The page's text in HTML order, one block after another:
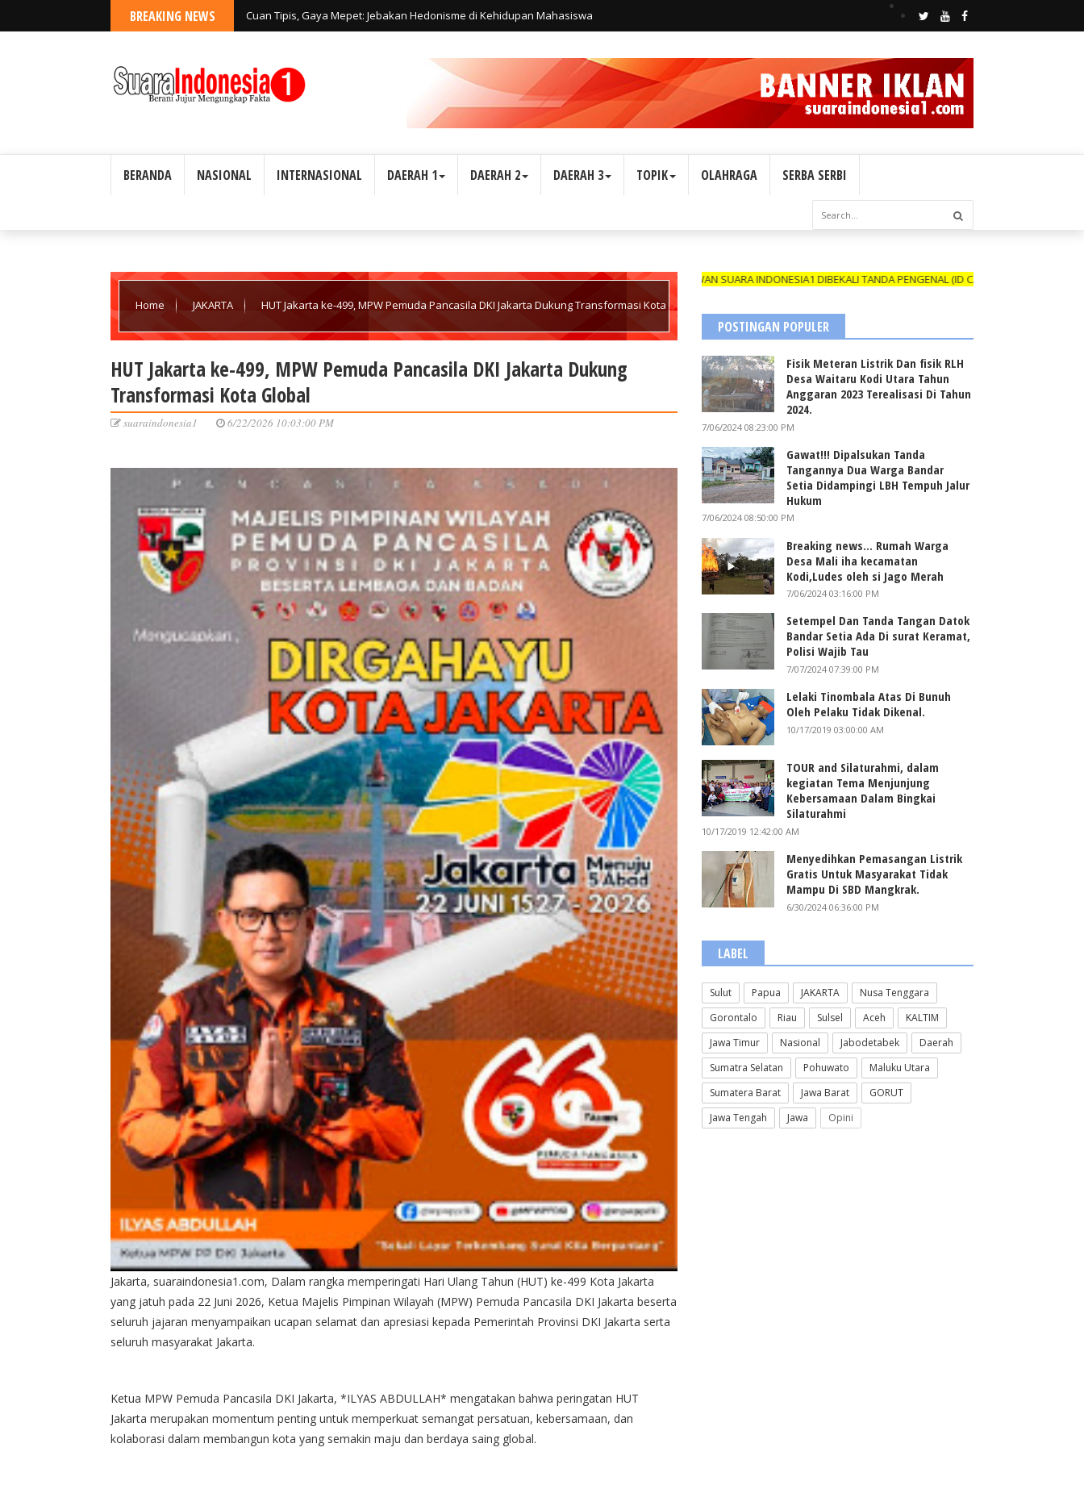
BREAKING NEWS Cuan Tipis, Gaya Mepet: Jebakan Hedonisme di Kehidupan Mahasiswa
BERANDA NASIONAL INTERNASIONAL DAERAH 1 DAERAH 2 DAERAH 3 TOPIK OLAHRAGA SERBA SERBI
Home JAKARTA HUT Jakarta ke-499, MPW Pemuda Pancasila DKI Jakarta Dukung Transformasi Kota
HUT Jakarta ke-499, MPW Pemuda Pancasila DKI Jakarta Dukung
Transformasi Kota Global
suaraindonesia1 6/22/2026 10:03:00 PM
Jakarta, suaraindonesia1.com, Dalam rangka memperingati Hari Ulang Tahun (HUT) ke-499 Kota Jakarta
yang jatuh pada 22 Juni 2026, Ketua Majelis Pimpinan Wilayah (MPW) Pemuda Pancasila DKI Jakarta beserta
seluruh jajaran menyampaikan ucapan selamat dan apresiasi kepada Pemerintah Provinsi DKI Jakarta serta
seluruh masyarakat Jakarta.
Ketua MPW Pemuda Pancasila DKI Jakarta, *ILYAS ABDULLAH* mengatakan bahwa peringatan HUT
Jakarta merupakan momentum penting untuk memperkuat semangat persatuan, kebersamaan, dan
kolaborasi dalam membangun kota yang semakin maju dan berdaya saing global.
WARTAWAN SUARA INDONESIA1 DIBEKALI TANDA PENGENAL (ID CARD) YANG MASIH BERLAKU DAN
POSTINGAN POPULER
Fisik Meteran Listrik Dan fisik RLH
Desa Waitaru Kodi Utara Tahun
Anggaran 2023 Terealisasi Di Tahun
2024.
7/06/2024 08:23:00 PM
Gawat!!! Dipalsukan Tanda
Tangannya Dua Warga Bandar
Setia Didampingi LBH Tempuh Jalur
Hukum
7/06/2024 08:50:00 PM
Breaking news... Rumah Warga
Desa Mali iha kecamatan
Kodi,Ludes oleh si Jago Merah
7/06/2024 03:16:00 PM
Setempel Dan Tanda Tangan Datok
Bandar Setia Ada Di surat Keramat,
Polisi Wajib Tau
7/07/2024 07:39:00 PM
Lelaki Tinombala Atas Di Bunuh
Oleh Pelaku Tidak Dikenal.
10/17/2019 03:00:00 AM
TOUR and Silaturahmi, dalam
kegiatan Tema Menjunjung
Kebersamaan Dalam Bingkai
Silaturahmi
10/17/2019 12:42:00 AM
Menyedihkan Pemasangan Listrik
Gratis Untuk Masyarakat Tidak
Mampu Di SBD Mangkrak.
6/30/2024 06:36:00 PM
LABEL
Sulut Papua JAKARTA
Nusa Tenggara
Gorontalo
Riau Sulsel Aceh
KALTIM
Jawa Timur
Nasional Jabodetabek
Daerah
Sumatra Selatan
Pohuwato
Maluku Utara
Sumatera Barat
Jawa Barat
GORUT
Jawa Tengah
Jawa Opini